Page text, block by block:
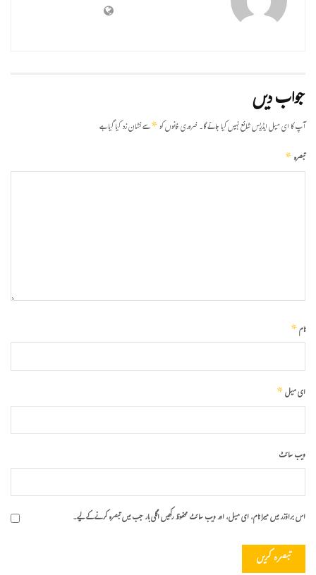
جواب دیں
آپ کا ای میل ایڈریس شائع نہیں کیا جائے گا۔ضروری خانوں کو*سے نشان زد کیا گیا ہے
تبصرہ*
نام*
ای میل*
ویب‌ سائٹ
اس براؤزر میں میرا نام، ای میل، اور ویب سائٹ محفوظ رکھیں اگلی بار جب میں تبصرہ کرنے کےلیے۔